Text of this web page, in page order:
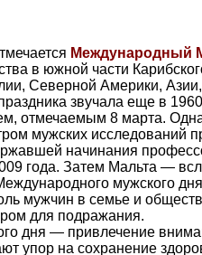
Международный
в южной части
Северной Америки,
звучала еще в
отмечаемым 8 марта.
мужских
начинания
года. Затем Мальта —
мужского
мужчин в семье и
для подражания.
дня — привлечение
упор на сохранение